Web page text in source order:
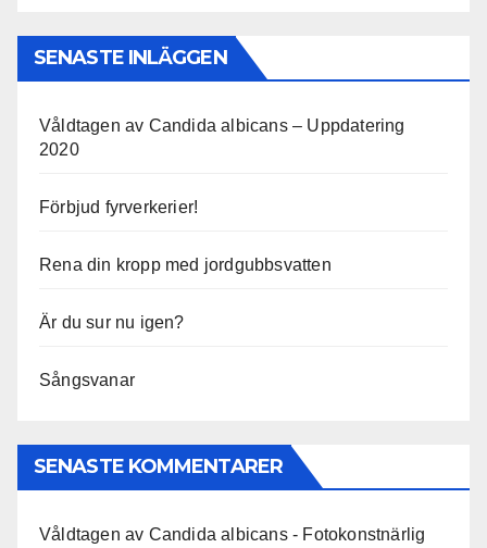
SENASTE INLÄGGEN
Våldtagen av Candida albicans – Uppdatering
2020
Förbjud fyrverkerier!
Rena din kropp med jordgubbsvatten
Är du sur nu igen?
Sångsvanar
SENASTE KOMMENTARER
Våldtagen av Candida albicans - Fotokonstnärlig